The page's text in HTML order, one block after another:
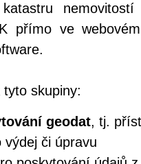
přímo ve
skupiny:
geodat, tj.
či úpravu